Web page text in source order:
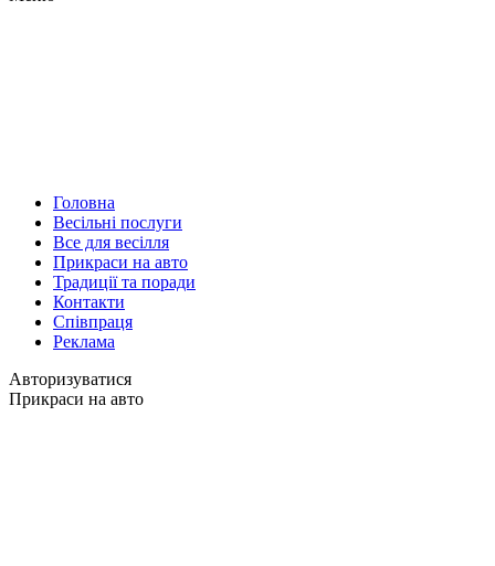
Головна
Весільні послуги
Все для весілля
Прикраси на авто
Традиції та поради
Контакти
Співпраця
Реклама
Авторизуватися
Прикраси на авто